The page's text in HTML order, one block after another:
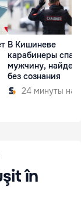
В Кишиневе
карабинеры
мужчину,
без сознания
24 минуты
în